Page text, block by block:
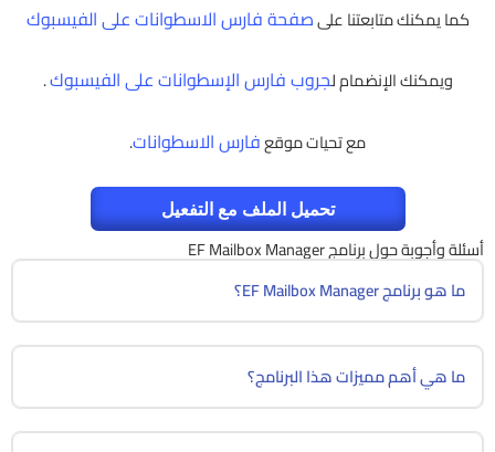
كما يمكنك متابعتنا علىصفحة فارس الاسطوانات على الفيسبوك
ويمكنك الإنضمام لجروب فارس الإسطوانات على الفيسبوك.
مع تحيات موقعفارس الاسطوانات.
تحميل الملف مع التفعيل
أسئلة وأجوبة حول برنامج EF Mailbox Manager
ما هو برنامج EF Mailbox Manager؟
ما هي أهم مميزات هذا البرنامج؟